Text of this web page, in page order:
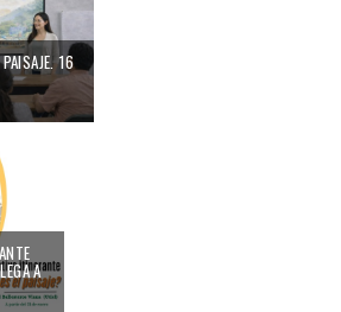
16
¿Qué es el paisaje? llega a Utiel
A